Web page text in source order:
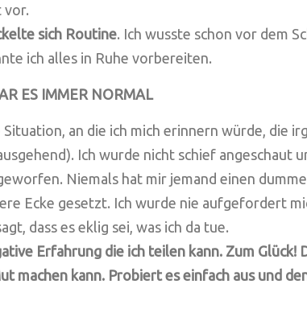
vor.
sich Routine. Ich wusste schon vor dem
ich alles in Ruhe vorbereiten.
ES IMMER NORMAL
an die ich mich erinnern würde, die
Ich wurde nicht schief angeschaut
Niemals hat mir jemand einen
Ecke gesetzt. Ich wurde nie aufgefordert
dass es eklig sei, was ich da tue.
Erfahrung die ich teilen kann. Zum Glück!
machen kann. Probiert es einfach aus und